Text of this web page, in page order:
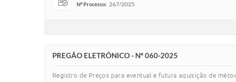
Nº Processo: 267/2025
PREGÃO ELETRÔNICO - Nº 060-2025
Registro de Preços para eventual e futura aquisição de